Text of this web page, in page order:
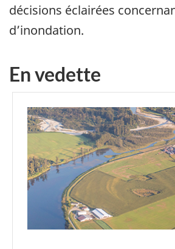
décisions éclairées
d’inondation.
En vedette